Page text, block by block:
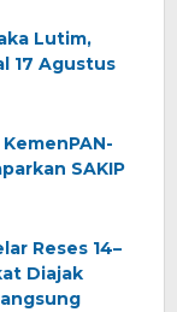
Lutim,
17 Agustus
SAKIP
Reses 14–
Diajak